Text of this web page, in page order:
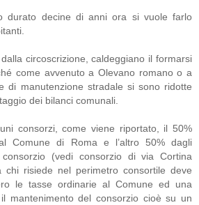
durato decine di anni ora si vuole farlo
circoscrizione, caldeggiano il formarsi
come avvenuto a Olevano romano o a
di manutenzione stradale si sono ridotte
dei bilanci comunali.
consorzi, come viene riportato, il 50%
Comune di Roma e l’altro 50% dagli
(vedi consorzio di via Cortina
chi risiede nel perimetro consortile deve
le tasse ordinarie al Comune ed una
mantenimento del consorzio cioè su un